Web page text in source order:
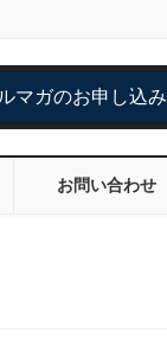
マガのお申し込み
お問い合わせ